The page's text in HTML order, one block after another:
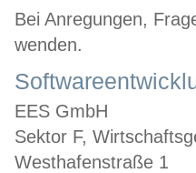
Bei Anregungen,
wenden.
EES GmbH
Sektor F,
Westhafenstraße 1